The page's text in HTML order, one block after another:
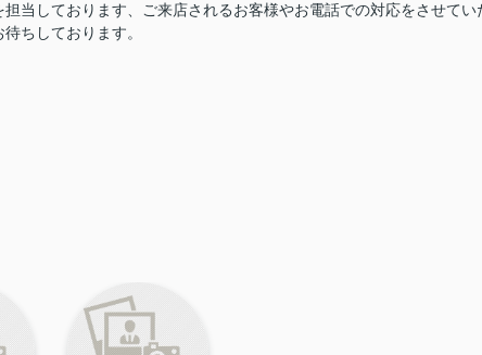
当しております、ご来店されるお客様やお電話での対応をさせてい
ちしております。